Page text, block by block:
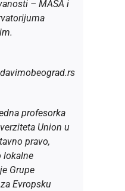
– MASA i
profesorka
Union u
pravo,
lokalne
Grupe
Evropsku